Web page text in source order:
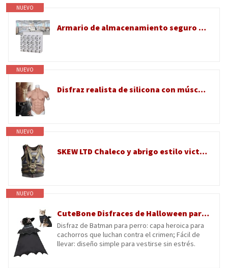
NUEVO
Armario de almacenamiento seguro para teléfono con puertas de bloqueo para organización de oficina y aula
NUEVO
Disfraz realista de silicona con músculos falsos, sin simulación de aceite, traje de cuerpo para fiesta de Halloween
NUEVO
SKEW LTD Chaleco y abrigo estilo victoriano gótico para hombre, disfraz de cosplay InspiBrown de la película
NUEVO
CuteBone Disfraces de Halloween para perros pequeños, medianos y grandes, trajes de cosplay de Batman para mascotas, lindo disfraz de cachorro para fiesta de Halloween, disfraces, sesiones de fotos
Disfraz de Batman para perro: capa heroica para
cachorros que luchan contra el crimen; Fácil de
llevar: diseño simple para vestirse sin estrés.